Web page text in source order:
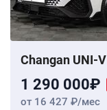
Changan UNI-V
1 290 000
от 16 427 /мес